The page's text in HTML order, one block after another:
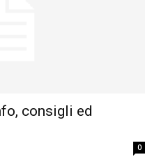
consigli ed
0